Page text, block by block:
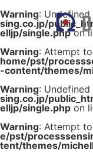
Warning:
sing.co.jp/
elljp/single.phpon
Warning: Attempt
home/pst/
-content/themes/
Warning:
sing.co.jp/
elljp/single.php on
Warning: Attempt
e/pst/
tent/themes/